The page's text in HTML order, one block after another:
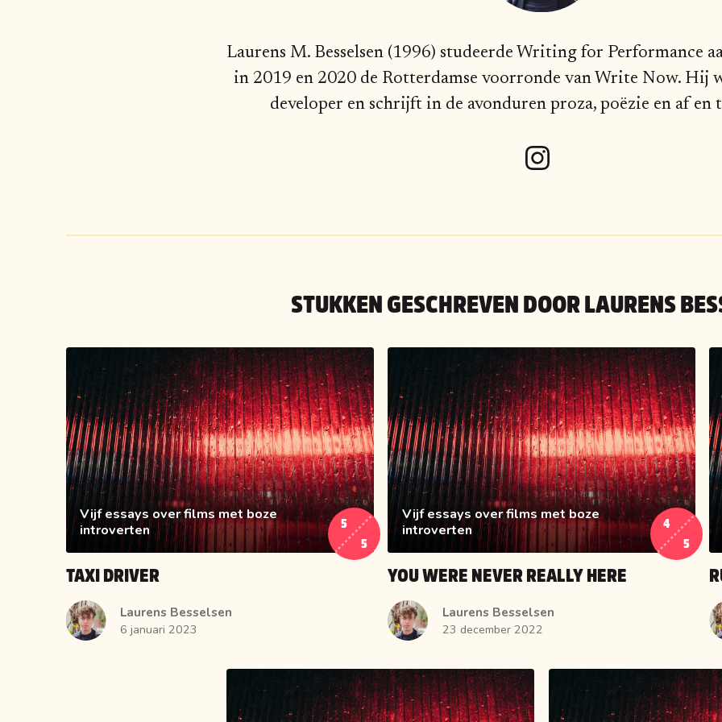
Laurens M. Besselsen (1996) studeerde Writing for Performance
in 2019 en 2020 de Rotterdamse voorronde van Write Now. Hij
developer en schrijft in de avonduren proza, poëzie en af en
STUKKEN GESCHREVEN DOOR LAURENS
Vijf essays over films met boze
introverten
5
5
TAXI DRIVER
Laurens Besselsen
6 januari 2023
Vijf essays over films met boze
introverten
4
5
YOU WERE NEVER REALLY HERE
Laurens Besselsen
23 december 2022